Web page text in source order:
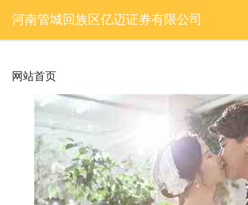
河南管城回族区亿迈证券有限公司
网站首页